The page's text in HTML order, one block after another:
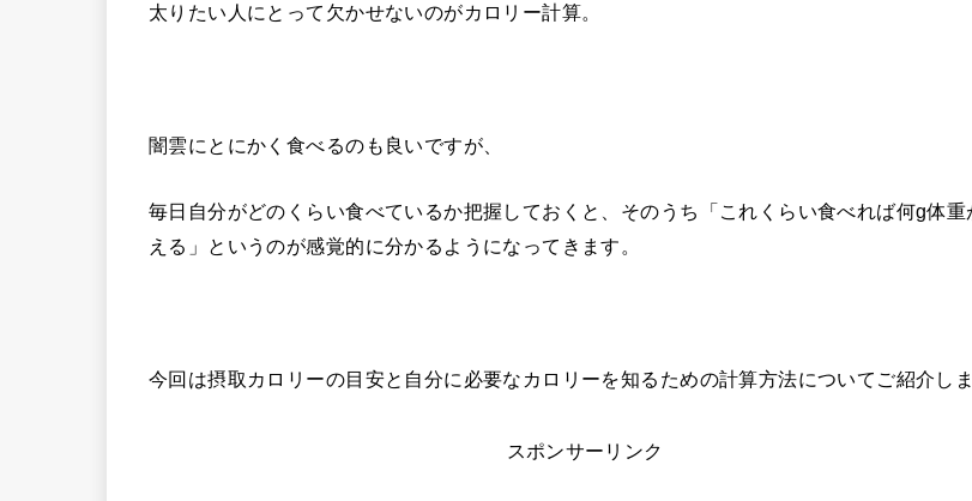
太りたい人にとって欠かせないのがカロリー計算。
闇雲にとにかく食べるのも良いですが、
毎日自分がどのくらい食べているか把握しておくと、そのうち「これくらい食べれば何g体重
える」というのが感覚的に分かるようになってきます。
今回は摂取カロリーの目安と自分に必要なカロリーを知るための計算方法についてご紹介しま
スポンサーリンク